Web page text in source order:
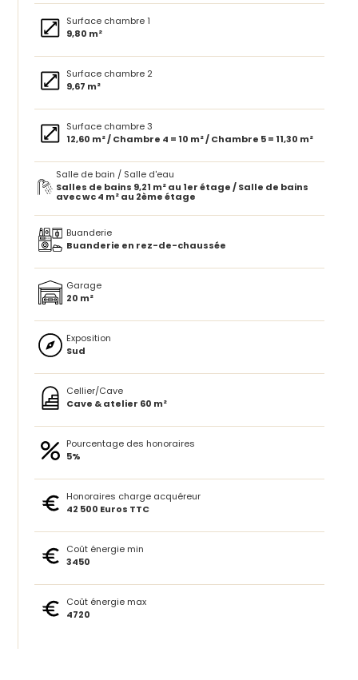
Surface chambre 1
9,80 m²
Surface chambre 2
9,67 m²
Surface chambre 3
12,60 m² / Chambre 4 = 10 m² / Chambre 5 = 11,30 m²
Salle de bain / Salle d'eau
Salles de bains 9,21 m² au 1er étage / Salle de bains
avec wc 4 m² au 2ème étage
Buanderie
Buanderie en rez-de-chaussée
Garage
20 m²
Exposition
Sud
Cellier/Cave
Cave & atelier 60 m²
Pourcentage des honoraires
5%
Honoraires charge acquéreur
42 500 Euros TTC
Coût énergie min
3450
Coût énergie max
4720